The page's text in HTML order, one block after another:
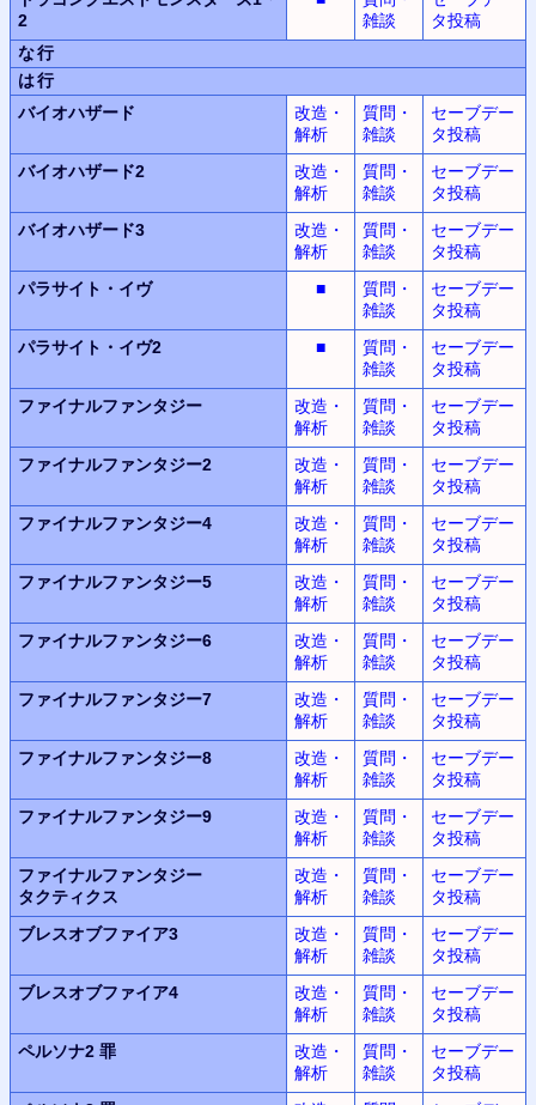
2
雑談
タ投稿
な行
は行
バイオハザード
改造・
解析
質問・
雑談
セーブデー
タ投稿
バイオハザード2
改造・
解析
質問・
雑談
セーブデー
タ投稿
バイオハザード3
改造・
解析
質問・
雑談
セーブデー
タ投稿
パラサイト・イヴ
■
質問・
雑談
セーブデー
タ投稿
パラサイト・イヴ2
■
質問・
雑談
セーブデー
タ投稿
ファイナルファンタジー
改造・
解析
質問・
雑談
セーブデー
タ投稿
ファイナルファンタジー2
改造・
解析
質問・
雑談
セーブデー
タ投稿
ファイナルファンタジー4
改造・
解析
質問・
雑談
セーブデー
タ投稿
ファイナルファンタジー5
改造・
解析
質問・
雑談
セーブデー
タ投稿
ファイナルファンタジー6
改造・
解析
質問・
雑談
セーブデー
タ投稿
ファイナルファンタジー7
改造・
解析
質問・
雑談
セーブデー
タ投稿
ファイナルファンタジー8
改造・
解析
質問・
雑談
セーブデー
タ投稿
ファイナルファンタジー9
改造・
解析
質問・
雑談
セーブデー
タ投稿
ファイナルファンタジー
タクティクス
改造・
解析
質問・
雑談
セーブデー
タ投稿
ブレスオブファイア3
改造・
解析
質問・
雑談
セーブデー
タ投稿
ブレスオブファイア4
改造・
解析
質問・
雑談
セーブデー
タ投稿
ペルソナ2 罪
改造・
解析
質問・
雑談
セーブデー
タ投稿